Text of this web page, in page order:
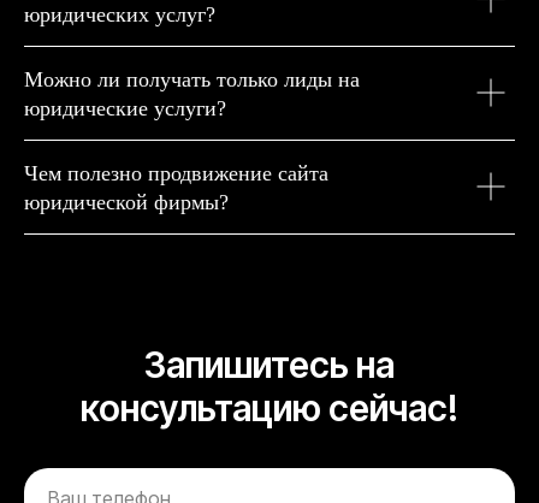
юридических услуг?
Можно ли получать только лиды на
юридические услуги?
Чем полезно продвижение сайта
юридической фирмы?
Запишитесь на
консультацию сейчас!